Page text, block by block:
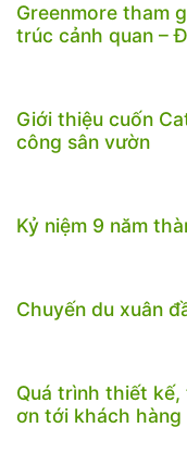
Greenmore tham
trúc cảnh quan –
Giới thiệu cuốn
công sân vườn
Kỷ niệm 9 năm
Chuyến du xuân
Quá trình thiết
ơn tới khách hàng